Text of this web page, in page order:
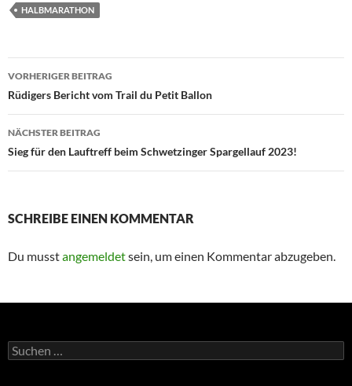
HALBMARATHON
Beitragsnavigation
VORHERIGER BEITRAG
Rüdigers Bericht vom Trail du Petit Ballon
NÄCHSTER BEITRAG
Sieg für den Lauftreff beim Schwetzinger Spargellauf 2023!
SCHREIBE EINEN KOMMENTAR
Du musstangemeldetsein, um einen Kommentar abzugeben.
Suchen
nach: